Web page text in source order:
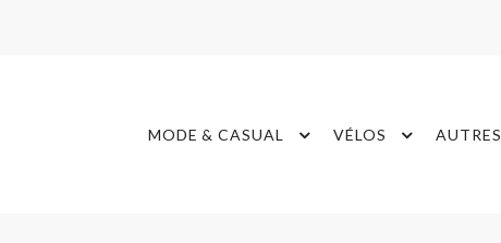
MODE & CASUAL VÉLOS AUTRES